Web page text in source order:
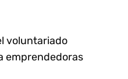
voluntariado
emprendedoras